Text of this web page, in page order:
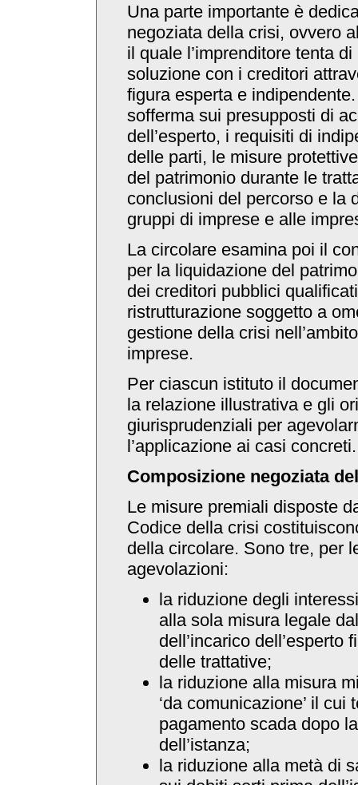
Una parte importante è
negoziata della crisi, ovvero
il quale l’imprenditore tenta
soluzione con i creditori
figura esperta e
sofferma sui presupposti di
dell’esperto, i requisiti di
delle parti, le misure
del patrimonio durante le
conclusioni del percorso e la
gruppi di imprese e alle
La circolare esamina poi il
per la liquidazione del
dei creditori pubblici
ristrutturazione soggetto a
gestione della crisi
imprese.
Per ciascun istituto il
la relazione illustrativa e gli
giurisprudenziali per
l’applicazione ai casi concreti.
Composizione negoziata
Le misure premiali disposte
Codice della crisi
della circolare. Sono tre, per
agevolazioni:
la riduzione degli
alla sola misura legale
dell’incarico dell’esperto
delle trattative;
la riduzione alla misura
‘da comunicazione’ il cui
pagamento scada dopo
dell’istanza;
la riduzione alla metà di